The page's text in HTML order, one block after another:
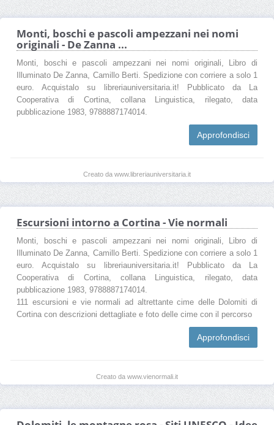
Monti, boschi e pascoli ampezzani nei nomi
originali - De Zanna ...
Monti, boschi e pascoli ampezzani nei nomi originali, Libro di
Illuminato De Zanna, Camillo Berti. Spedizione con corriere a solo 1
euro. Acquistalo su libreriauniversitaria.it! Pubblicato da La
Cooperativa di Cortina, collana Linguistica, rilegato, data
pubblicazione 1983, 9788887174014.
Approfondisci
Creato da www.libreriauniversitaria.it
Escursioni intorno a Cortina - Vie normali
Monti, boschi e pascoli ampezzani nei nomi originali, Libro di
Illuminato De Zanna, Camillo Berti. Spedizione con corriere a solo 1
euro. Acquistalo su libreriauniversitaria.it! Pubblicato da La
Cooperativa di Cortina, collana Linguistica, rilegato, data
pubblicazione 1983, 9788887174014.
111 escursioni e vie normali ad altrettante cime delle Dolomiti di
Cortina con descrizioni dettagliate e foto delle cime con il percorso
Approfondisci
Creato da www.vienormali.it